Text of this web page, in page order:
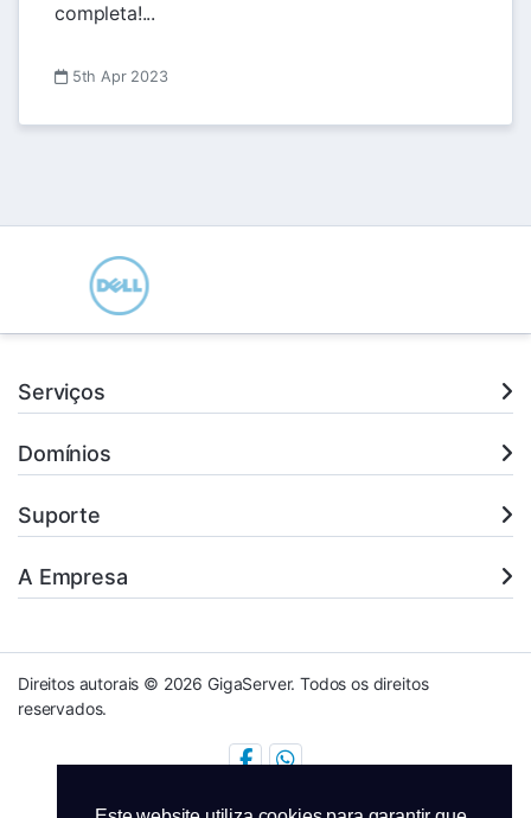
completa!...
5th Apr 2023
Serviços
Domínios
Suporte
A Empresa
Direitos autorais © 2026 GigaServer. Todos os direitos
reservados.